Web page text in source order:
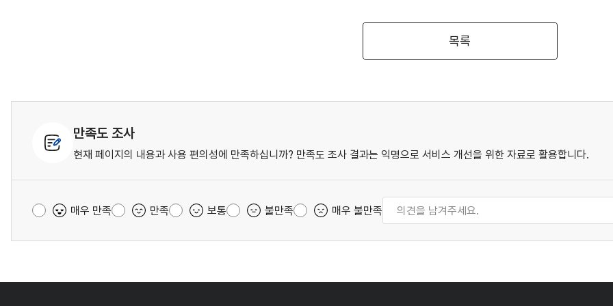
목록
만족도 조사
현재 페이지의 내용과 사용 편의성에 만족하십니까? 만족도 조사 결과는 익명으로 서비스 개선을 위한 자료로 활용합니다.
매우 만족 만족 보통 불만족 매우 불만족